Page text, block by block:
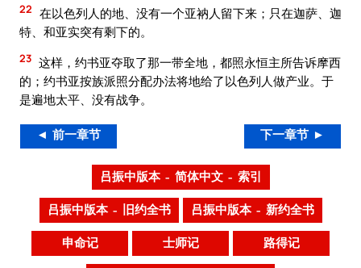
22 在以色列人的地、没有一个亚衲人留下来；只在迦萨、迦
特、和亚实突有剩下的。
23 这样，约书亚夺取了那一带全地，都照永恒主所告诉摩西
的；约书亚按族派照分配办法将地给了以色列人做产业。于
是遍地太平、没有战争。
◄ 前一章节 下一章节 ►
吕振中版本 – 简体中文 – 索引
吕振中版本 – 旧约全书 吕振中版本 – 新约全书
申命记 士师记 路得记